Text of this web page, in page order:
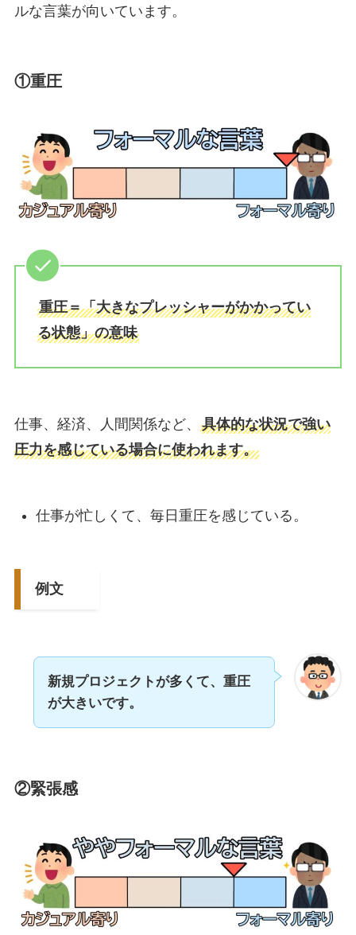
ルな言葉が向いています。
①重圧
重圧＝「大きなプレッシャーがかかってい
る状態」の意味
仕事、経済、人間関係など、 具体的な状況で強い
圧力を感じている場合に使われます。
仕事が忙しくて、毎日重圧を感じている。
例文
新規プロジェクトが多くて、重圧
が大きいです。
②緊張感